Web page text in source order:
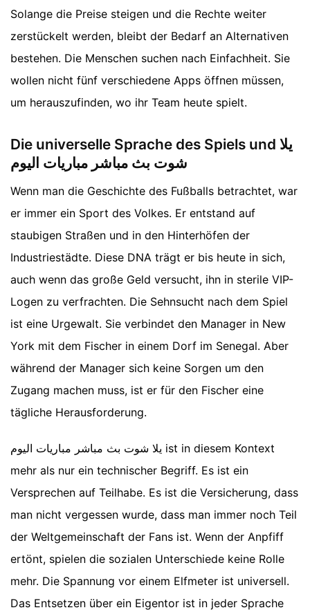
Solange die Preise steigen und die Rechte weiter
zerstückelt werden, bleibt der Bedarf an Alternativen
bestehen. Die Menschen suchen nach Einfachheit. Sie
wollen nicht fünf verschiedene Apps öffnen müssen,
um herauszufinden, wo ihr Team heute spielt.
Die universelle Sprache des Spiels und يلا
شوت بث مباشر مباريات اليوم
Wenn man die Geschichte des Fußballs betrachtet, war
er immer ein Sport des Volkes. Er entstand auf
staubigen Straßen und in den Hinterhöfen der
Industriestädte. Diese DNA trägt er bis heute in sich,
auch wenn das große Geld versucht, ihn in sterile VIP-
Logen zu verfrachten. Die Sehnsucht nach dem Spiel
ist eine Urgewalt. Sie verbindet den Manager in New
York mit dem Fischer in einem Dorf im Senegal. Aber
während der Manager sich keine Sorgen um den
Zugang machen muss, ist er für den Fischer eine
tägliche Herausforderung.
يلا شوت بث مباشر مباريات اليوم ist in diesem Kontext
mehr als nur ein technischer Begriff. Es ist ein
Versprechen auf Teilhabe. Es ist die Versicherung, dass
man nicht vergessen wurde, dass man immer noch Teil
der Weltgemeinschaft der Fans ist. Wenn der Anpfiff
ertönt, spielen die sozialen Unterschiede keine Rolle
mehr. Die Spannung vor einem Elfmeter ist universell.
Das Entsetzen über ein Eigentor ist in jeder Sprache